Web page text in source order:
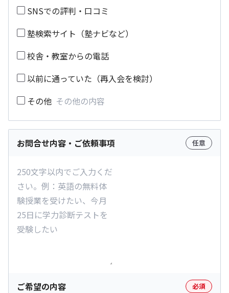
SNSでの評判・口コミ
塾検索サイト（塾ナビなど）
校舎・教室からの電話
以前に通っていた（再入会を検討）
その他
お問合せ内容・ご依頼事項 任意
ご希望の内容 必須